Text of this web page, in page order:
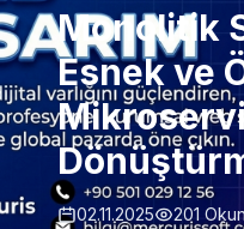
Monolitik
Esnek ve
02.11.2025 201